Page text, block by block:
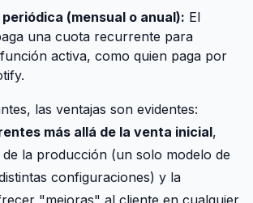
(mensual o anual): El
una cuota recurrente para
activa, como quien paga por
las ventajas son evidentes:
más allá de la venta inicial,
la producción (un solo modelo de
configuraciones) y la
"mejoras" al cliente en cualquier